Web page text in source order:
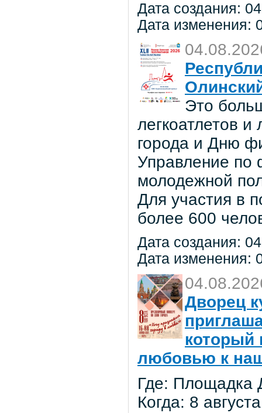
Дата создания:
Дата изменения:
Это
легкоатлетов
города и Дню
Управление по
молодежной
Для участия в
более 600
Дата создания:
Дата изменения:
Дворец
который
любовью к
Где: Площадка
Когда: 8